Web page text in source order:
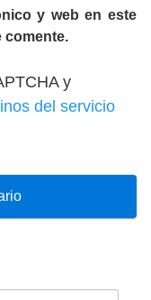
y web en este
comente.
y
del servicio